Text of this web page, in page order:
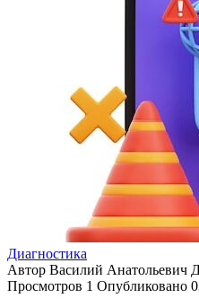
Диагностика
Автор Василий Анатольевич
Просмотров 1 Опубликовано